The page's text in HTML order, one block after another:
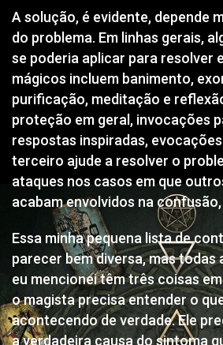
A solução, é evidente, depende
do problema. Em linhas gerais,
se poderia aplicar para resolver
mágicos incluem banimento,
purificação, meditação e
proteção em geral, invocações
respostas inspiradas,
terceiro ajude a resolver o
ataques nos casos em que
acabam envolvidos na
Essa minha pequena lista de
parecer bem diversa, mas todas
eu mencionei têm três coisas
o magista precisa entender o
acontecendo de verdade. Ele
a verdadeira causa do sintoma